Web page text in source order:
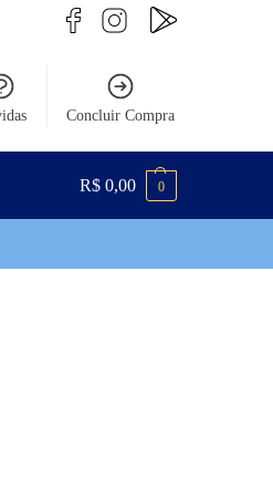
Concluir Compra
R$ 0,00 0